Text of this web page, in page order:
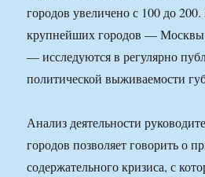
городов увеличено с 100 до
крупнейших городов — Москвы
— исследуются в регулярно
политической выживаемости
Анализ деятельности
городов позволяет говорить о
содержательного кризиса, с